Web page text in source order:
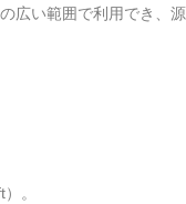
広い範囲で利用でき、
。